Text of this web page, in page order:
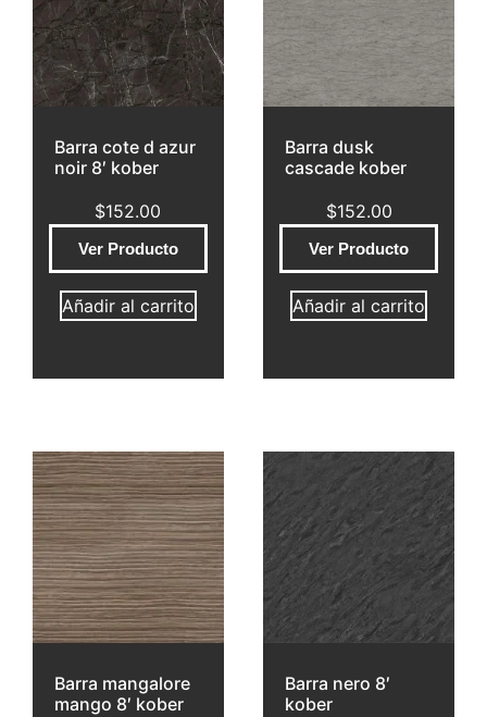
Barra cote d azur
noir 8′ kober
$152.00
Ver Producto
Añadir al carrito
Barra dusk
cascade kober
$152.00
Ver Producto
Añadir al carrito
Barra mangalore
mango 8′ kober
Barra nero 8′
kober